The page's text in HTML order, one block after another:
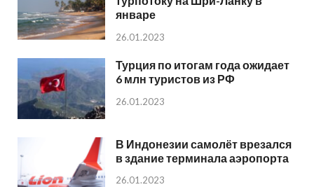
январе
26.01.2023
Турция по итогам года ожидает
6 млн туристов из РФ
26.01.2023
В Индонезии самолёт врезался
в здание терминала аэропорта
26.01.2023